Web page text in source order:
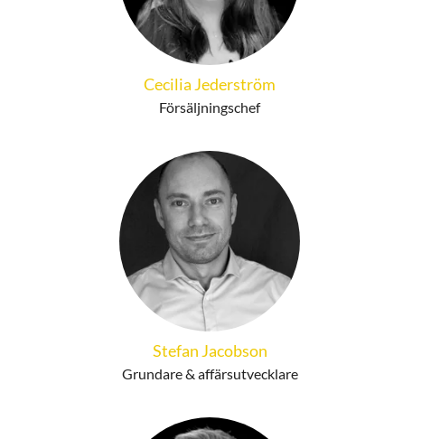
Cecilia Jederström
Försäljningschef
Stefan Jacobson
Grundare & affärsutvecklare